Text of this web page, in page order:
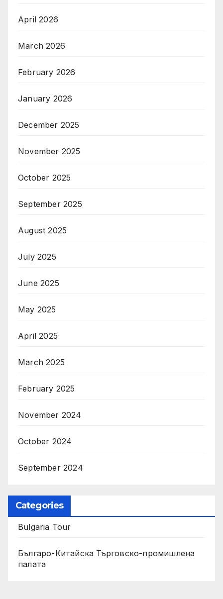
April 2026
March 2026
February 2026
January 2026
December 2025
November 2025
October 2025
September 2025
August 2025
July 2025
June 2025
May 2025
April 2025
March 2025
February 2025
November 2024
October 2024
September 2024
Categories
Bulgaria Tour
Българо-Китайска Търговско-промишлена
палaта